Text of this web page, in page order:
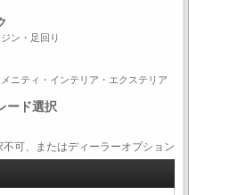
ン・足回り
ニティ・インテリア・エクステリア
ード選択
、またはディーラーオプション